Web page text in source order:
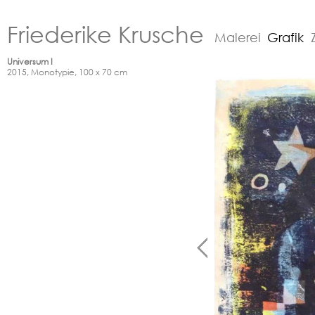
Friederike Krusche Malerei Grafik
Universum I
2015, Monotypie, 100 x 70 cm